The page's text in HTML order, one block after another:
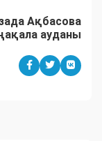
Ақбасова
ауданы